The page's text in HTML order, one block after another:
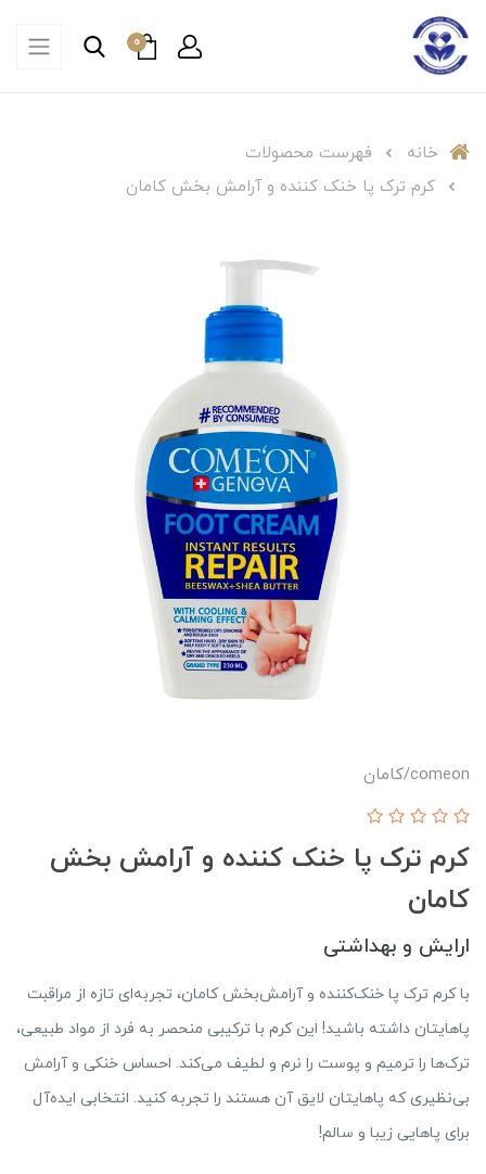
0
خانه
فهرست محصولات
کرم ترک پا خنک کننده و آرامش بخش کامان
comeon/کامان
کرم ترک پا خنک کننده و آرامش بخش
کامان
ارایش و بهداشتی
با کرم ترک پا خنک‌کننده و آرامش‌بخش کامان، تجربه‌ای تازه از مراقبت
پاهایتان داشته باشید! این کرم با ترکیبی منحصر به فرد از مواد طبیعی،
ترک‌ها را ترمیم و پوست را نرم و لطیف می‌کند. احساس خنکی و آرامش
بی‌نظیری که پاهایتان لایق آن هستند را تجربه کنید. انتخابی ایده‌آل
برای پاهایی زیبا و سالم!